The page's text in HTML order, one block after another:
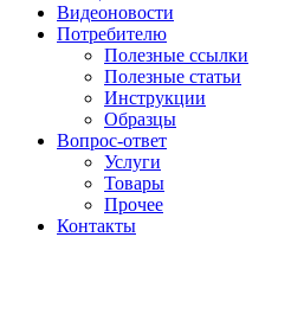
Видеоновости
Потребителю
Полезные ссылки
Полезные статьи
Инструкции
Образцы
Вопрос-ответ
Услуги
Товары
Прочее
Контакты